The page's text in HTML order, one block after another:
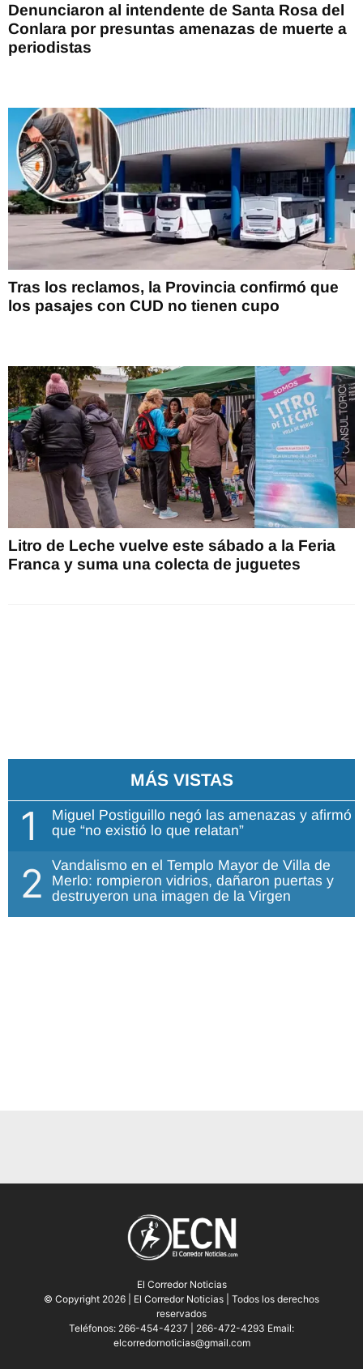
Denunciaron al intendente de Santa Rosa del
Conlara por presuntas amenazas de muerte a
periodistas
Tras los reclamos, la Provincia confirmó que
los pasajes con CUD no tienen cupo
Litro de Leche vuelve este sábado a la Feria
Franca y suma una colecta de juguetes
MÁS VISTAS
1
Miguel Postiguillo negó las amenazas y afirmó
que “no existió lo que relatan”
2
Vandalismo en el Templo Mayor de Villa de
Merlo: rompieron vidrios, dañaron puertas y
destruyeron una imagen de la Virgen
El Corredor Noticias
© Copyright 2026 | El Corredor Noticias | Todos los derechos
reservados
Teléfonos: 266-454-4237 | 266-472-4293 Email:
elcorredornoticias@gmail.com